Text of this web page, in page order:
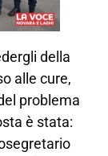
della
alle cure,
problema
è stata: